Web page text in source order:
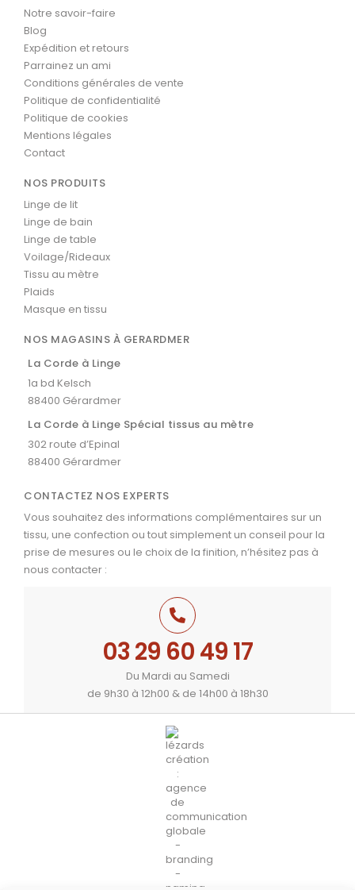
Notre savoir-faire
Blog
Expédition et retours
Parrainez un ami
Conditions générales de vente
Politique de confidentialité
Politique de cookies
Mentions légales
Contact
NOS PRODUITS
Linge de lit
Linge de bain
Linge de table
Voilage/Rideaux
Tissu au mètre
Plaids
Masque en tissu
NOS MAGASINS À GERARDMER
La Corde à Linge
1a bd Kelsch
88400 Gérardmer
La Corde à Linge Spécial tissus au mètre
302 route d’Epinal
88400 Gérardmer
CONTACTEZ NOS EXPERTS
Vous souhaitez des informations complémentaires sur un
tissu, une confection ou tout simplement un conseil pour la
prise de mesures ou le choix de la finition, n’hésitez pas à
nous contacter :
03 29 60 49 17
Du Mardi au Samedi
de 9h30 à 12h00 & de 14h00 à 18h30